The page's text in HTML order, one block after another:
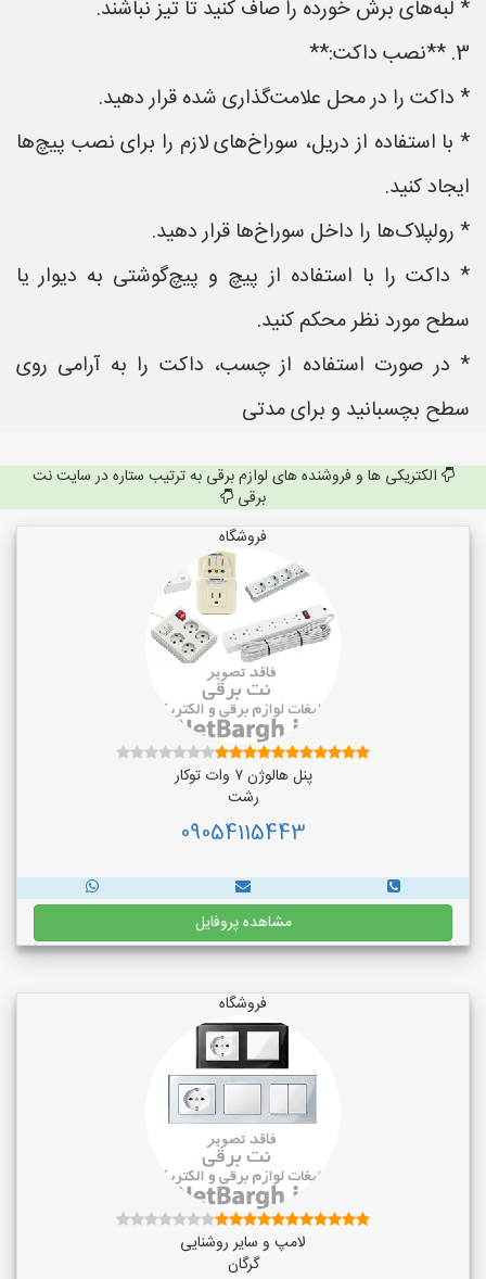
* لبه‌های برش خورده را صاف کنید تا تیز نباشند.
3. **نصب داکت:**
* داکت را در محل علامت‌گذاری شده قرار دهید.
* با استفاده از دریل، سوراخ‌های لازم را برای نصب پیچ‌ها
ایجاد کنید.
* رولپلاک‌ها را داخل سوراخ‌ها قرار دهید.
* داکت را با استفاده از پیچ و پیچ‌گوشتی به دیوار یا
سطح مورد نظر محکم کنید.
* در صورت استفاده از چسب، داکت را به آرامی روی
سطح بچسبانید و برای مدتی
الکتریکی ها و فروشنده های لوازم برقی به ترتیب ستاره در سایت نت
برقی
فروشگاه
پنل هالوژن ۷ وات توکار
رشت
09054115443
مشاهده پروفایل
فروشگاه
لامپ و سایر روشنایی
گرگان